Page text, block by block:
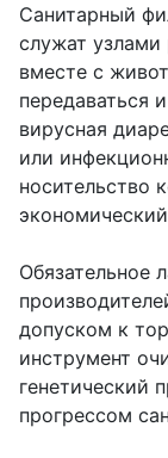
Санитарный
служат узлами
вместе с
передаваться
вирусная
или
носительство
Обязательное
допуском к
инструмент
генетический
прогрессом